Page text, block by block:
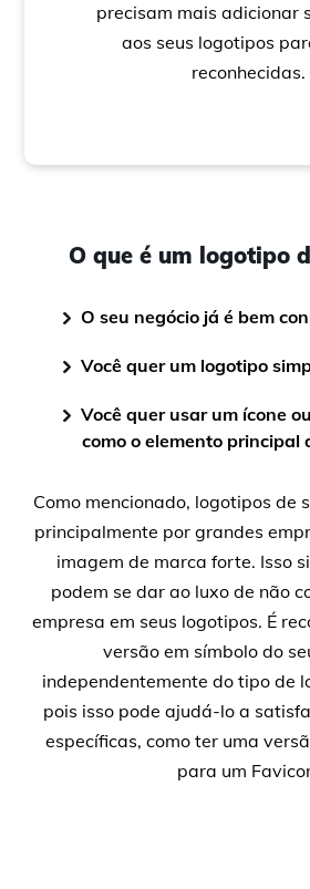
precisam mais adicionar
aos seus logotipos
reconhecidas.
O que é um logotipo
O seu negócio já é bem
Você quer um logotipo
Você quer usar um ícone
como o elemento principal
Como mencionado, logotipos de
principalmente por grandes
imagem de marca forte. Isso
podem se dar ao luxo de não
empresa em seus logotipos. É
versão em símbolo do
independentemente do tipo de
pois isso pode ajudá-lo a
específicas, como ter uma
para um